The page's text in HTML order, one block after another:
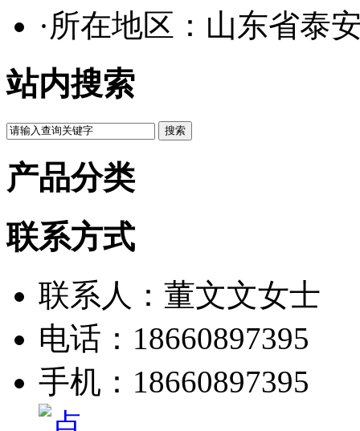
·所在地区：山东省泰
站内搜索
产品分类
联系方式
联系人：董文文女士
电话：18660897395
手机：18660897395